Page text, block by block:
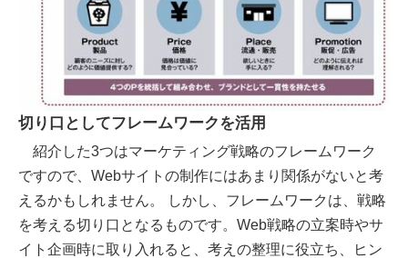
切り口としてフレームワークを活用
紹介した3つはマーケティング戦略のフレームワーク
ですので、Webサイトの制作にはあまり関係がないと考
えるかもしれません。 しかし、フレームワークは、戦略
を考える切り口となるものです。Web戦略の立案時やサ
イト企画時に取り入れると、考えの整理に役立ち、ヒン